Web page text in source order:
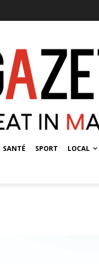
SANTÉ SPORT LOCAL